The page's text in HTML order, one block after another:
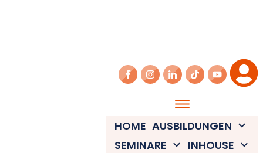
HOME AUSBILDUNGEN
SEMINARE
INHOUSE